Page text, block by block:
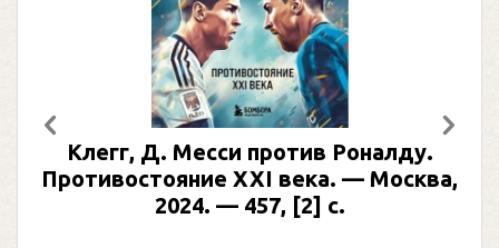
Клегг, Д. Месси против Роналду.
Противостояние XXI века. — Москва,
2024. — 457, [2] с.
Предыдущий